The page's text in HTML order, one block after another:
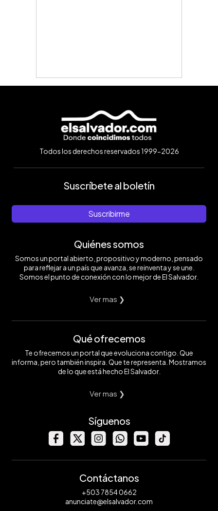
Todos los derechos reservados 1999-2026
Suscríbete al boletín
Suscribirme
Quiénes somos
Somos un portal abierto, propositivo y moderno, pensado
para reflejar a un país que avanza, se reinventa y se une.
Somos el punto de conexión con lo mejor de El Salvador.
Ver mas ❯
Qué ofrecemos
Te ofrecemos un portal que evoluciona contigo. Que
informa, pero también inspira. Que te representa. Mostramos
de lo que está hecho El Salvador.
Ver mas ❯
Síguenos
Contáctanos
+503 7854 0662
anunciate@elsalvador.com